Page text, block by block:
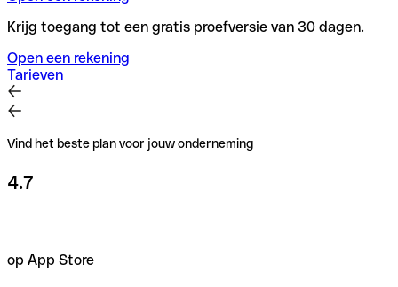
Krijg toegang tot een gratis proefversie van 30 dagen.
Open een rekening
Tarieven
Vind het beste plan voor jouw onderneming
4.7
op App Store